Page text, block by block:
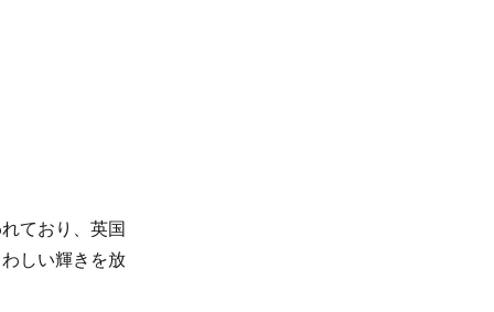
ており、英国
しい輝きを放